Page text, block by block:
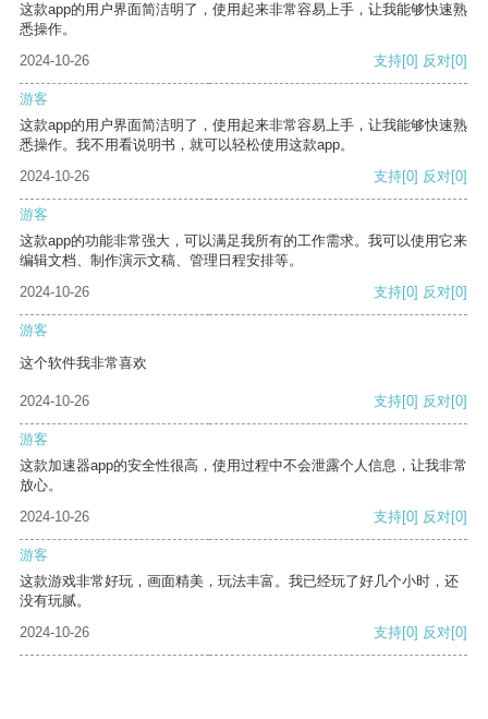
这款app的用户界面简洁明了，使用起来非常容易上手，让我能够快速熟
悉操作。
2024-10-26
支持[0] 反对[0]
游客
这款app的用户界面简洁明了，使用起来非常容易上手，让我能够快速熟
悉操作。我不用看说明书，就可以轻松使用这款app。
2024-10-26
支持[0] 反对[0]
游客
这款app的功能非常强大，可以满足我所有的工作需求。我可以使用它来
编辑文档、制作演示文稿、管理日程安排等。
2024-10-26
支持[0] 反对[0]
游客
这个软件我非常喜欢
2024-10-26 支持[0] 反对[0]
游客
这款加速器app的安全性很高，使用过程中不会泄露个人信息，让我非常
放心。
2024-10-26
支持[0] 反对[0]
游客
这款游戏非常好玩，画面精美，玩法丰富。我已经玩了好几个小时，还
没有玩腻。
2024-10-26
支持[0] 反对[0]